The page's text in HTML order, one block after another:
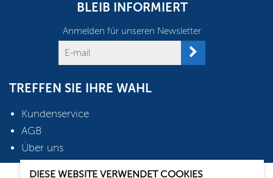
DIESE WEBSITE VERWENDET COOKIES
BLEIB INFORMIERT
Anmelden für unseren Newsletter
TREFFEN SIE IHRE WAHL
Kundenservice
AGB
Über uns